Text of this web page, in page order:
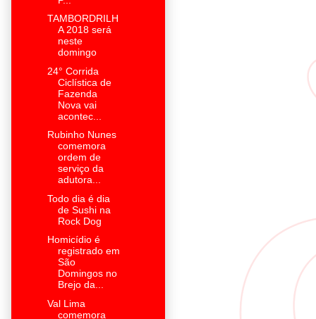
TAMBORDRILH
A 2018 será
neste
domingo
24° Corrida
Ciclística de
Fazenda
Nova vai
acontec...
Rubinho Nunes
comemora
ordem de
serviço da
adutora...
Todo dia é dia
de Sushi na
Rock Dog
Homicídio é
registrado em
São
Domingos no
Brejo da...
Val Lima
comemora